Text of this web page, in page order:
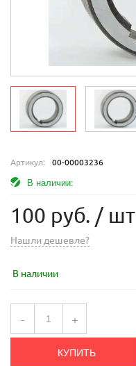
Артикул: 00-00003236
В наличии:
100 руб. / шт
Нашли дешевле?
В наличии
- +
КУПИТЬ